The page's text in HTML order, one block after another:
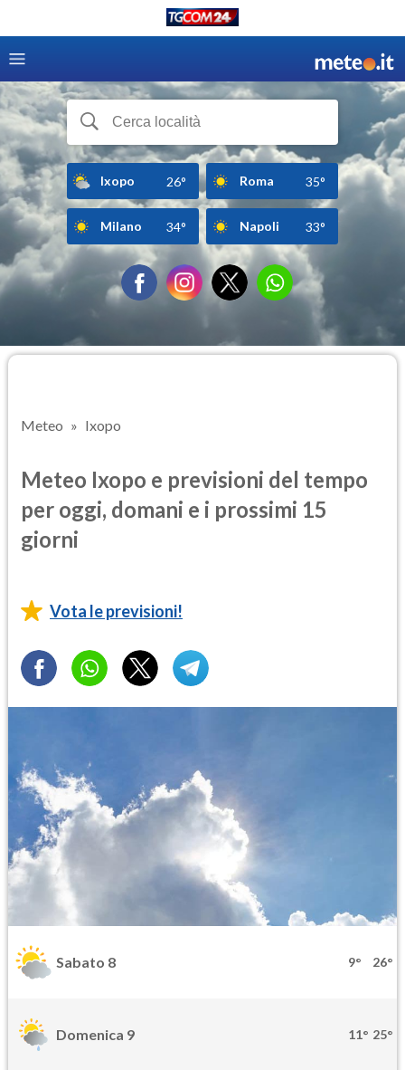
Ixopo 26° Roma 35°
Milano 34° Napoli 33°
Meteo Ixopo
Meteo Ixopo e previsioni del tempo
per oggi, domani e i prossimi 15
giorni
Vota le previsioni!
Sabato 8 9° 26°
Domenica 9 11° 25°